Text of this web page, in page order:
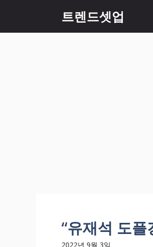
츠
트렌드셋업
“유재석 도
2022년 9월 3일